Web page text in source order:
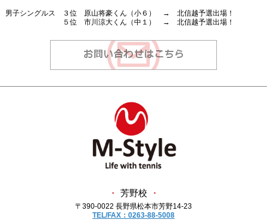
男子シングルス ３位 原山将豪くん（小６） → 北信越予選出場！
５位 市川涼大くん（中１） → 北信越予選出場！
・ 芳野校 ・
〒390-0022 長野県松本市芳野14-23
TEL/FAX：0263-88-5008